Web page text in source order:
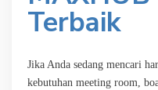
Terbaik
Jika Anda sedang mencari
kebutuhan meeting room,